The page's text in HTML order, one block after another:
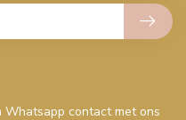
Whatsapp contact met ons